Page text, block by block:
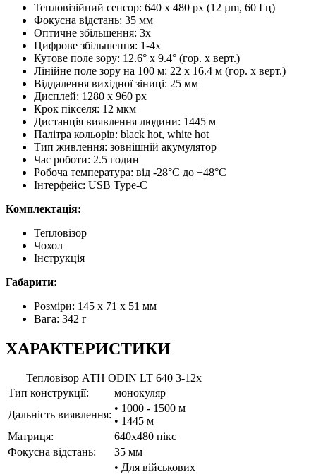
Тепловізійний сенсор: 640 x 480 px (12 µm, 60 Гц)
Фокусна відстань: 35 мм
Оптичне збільшення: 3x
Цифрове збільшення: 1-4x
Кутове поле зору: 12.6° x 9.4° (гор. x верт.)
Лінійне поле зору на 100 м: 22 x 16.4 м (гор. x верт.)
Віддалення вихідної зіниці: 25 мм
Дисплей: 1280 x 960 px
Крок пікселя: 12 мкм
Дистанція виявлення людини: 1445 м
Палітра кольорів: black hot, white hot
Тип живлення: зовнішній акумулятор
Час роботи: 2.5 годин
Робоча температура: від -28°C до +48°C
Інтерфейс: USB Type-C
Комплектація:
Тепловізор
Чохол
Інструкція
Габарити:
Розміри: 145 x 71 x 51 мм
Вага: 342 г
ХАРАКТЕРИСТИКИ
Тепловізор АТН ODIN LT 640 3-12x
Тип конструкції:
монокуляр
Дальність виявлення:
• 1000 - 1500 м
• 1445 м
Матриця:
640x480 пікс
Фокусна відстань:
35 мм
• Для військових